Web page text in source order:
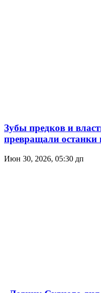
Зубы предков и
превращали останки
Июн 30, 2026, 05:30 дп